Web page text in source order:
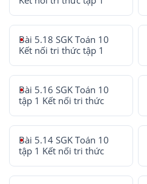
Bài 5.18 SGK Toán 10
Kết nối tri thức tập 1
Bài 5.16 SGK Toán 10
tập 1 Kết nối tri thức
Bài 5.14 SGK Toán 10
tập 1 Kết nối tri thức